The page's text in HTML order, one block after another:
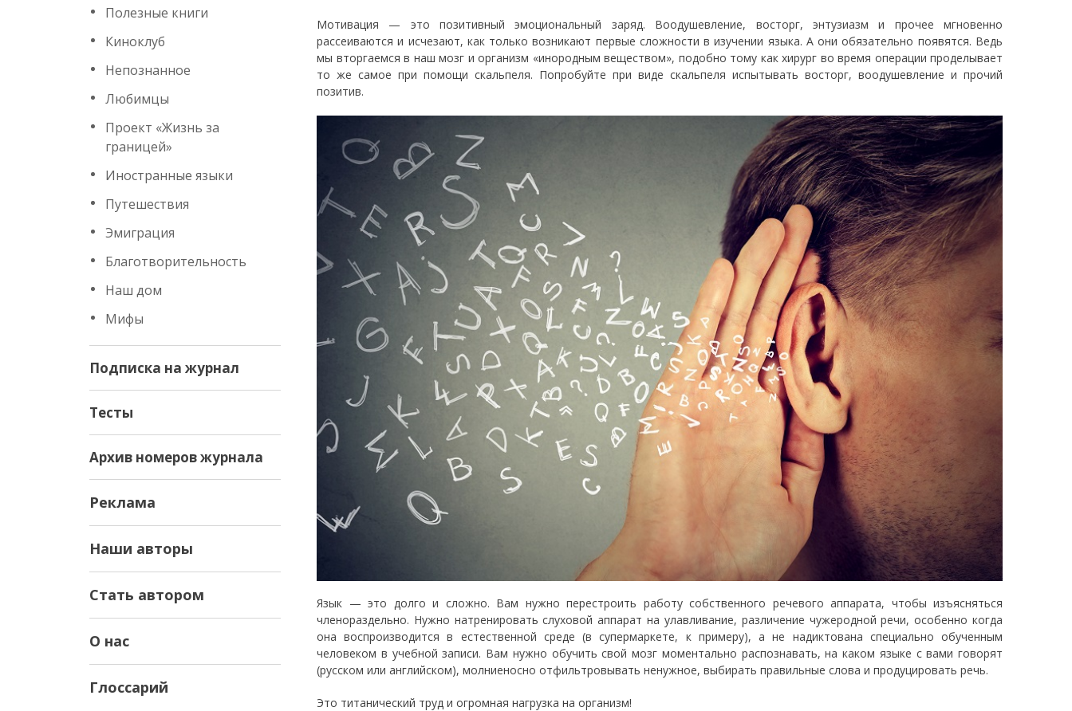
Полезные книги
Киноклуб
Непознанное
Любимцы
Проект «Жизнь за
границей»
Иностранные языки
Путешествия
Эмиграция
Благотворительность
Наш дом
Мифы
Подписка на журнал
Тесты
Архив номеров журнала
Реклама
Наши авторы
Стать автором
О нас
Глоссарий
Мотивация — это позитивный эмоциональный заряд. Воодушевление, восторг, энтузиазм и прочее мгновенно
рассеиваются и исчезают, как только возникают первые сложности в изучении языка. А они обязательно появятся. Ведь
мы вторгаемся в наш мозг и организм «инородным веществом», подобно тому как хирург во время операции проделывает
то же самое при помощи скальпеля. Попробуйте при виде скальпеля испытывать восторг, воодушевление и прочий
позитив.
Язык — это долго и сложно. Вам нужно перестроить работу собственного речевого аппарата, чтобы изъясняться
членораздельно. Нужно натренировать слуховой аппарат на улавливание, различение чужеродной речи, особенно когда
она воспроизводится в естественной среде (в супермаркете, к примеру), а не надиктована специально обученным
человеком в учебной записи. Вам нужно обучить свой мозг моментально распознавать, на каком языке с вами говорят
(русском или английском), молниеносно отфильтровывать ненужное, выбирать правильные слова и продуцировать речь.
Это титанический труд и огромная нагрузка на организм!